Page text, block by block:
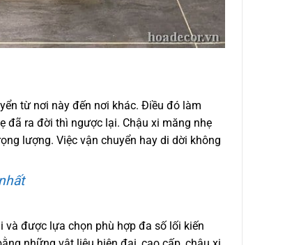
từ nơi này đến nơi khác. Điều đó làm
đã ra đời thì ngược lại. Chậu xi măng nhẹ
lượng. Việc vận chuyển hay di dời không
và được lựa chọn phù hợp đa số lối kiến